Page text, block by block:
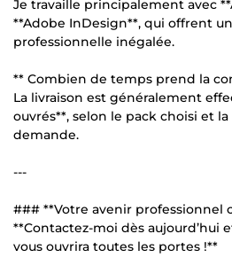
Je travaille principalement avec
**Adobe InDesign**, qui offrent
professionnelle inégalée.
** Combien de temps prend la
La livraison est généralement
ouvrés**, selon le pack choisi et
demande.
---
### **Votre avenir professionnel
**Contactez-moi dès aujourd’hui
vous ouvrira toutes les portes !**